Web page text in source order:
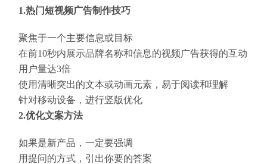
1.热门短视频广告制作技巧
聚焦于一个主要信息或目标
在前10秒内展示品牌名称和信息的视频广告获得的互动
用户量达3倍
使用清晰突出的文本或动画元素，易于阅读和理解
针对移动设备，进行竖版优化
2.优化文案方法
如果是新产品，一定要强调
用提问的方式，引出你要的答案